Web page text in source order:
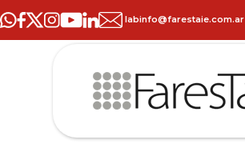
labinfo@farestaie.com.ar